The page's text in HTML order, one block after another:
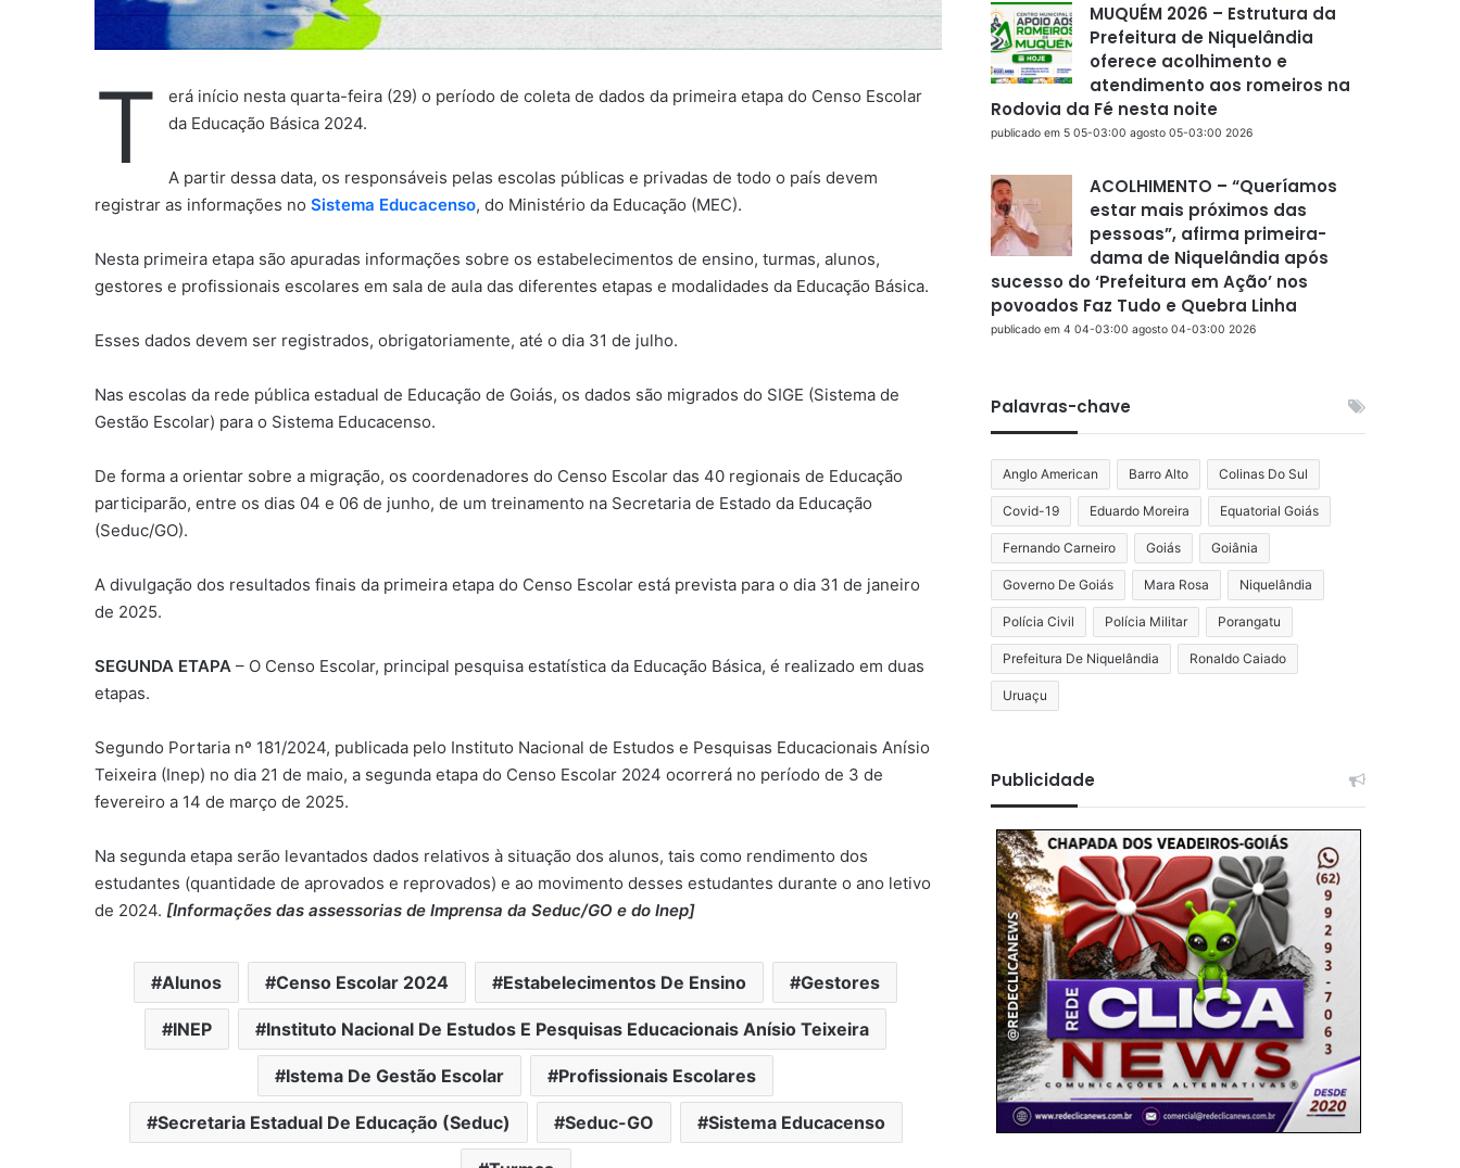
T
erá início nesta quarta-feira (29) o período de coleta de dados da primeira etapa do Censo Escolar
da Educação Básica 2024.
A partir dessa data, os responsáveis pelas escolas públicas e privadas de todo o país devem
registrar as informações no Sistema Educacenso, do Ministério da Educação (MEC).
Nesta primeira etapa são apuradas informações sobre os estabelecimentos de ensino, turmas, alunos,
gestores e profissionais escolares em sala de aula das diferentes etapas e modalidades da Educação Básica.
Esses dados devem ser registrados, obrigatoriamente, até o dia 31 de julho.
Nas escolas da rede pública estadual de Educação de Goiás, os dados são migrados do SIGE (Sistema de
Gestão Escolar) para o Sistema Educacenso.
De forma a orientar sobre a migração, os coordenadores do Censo Escolar das 40 regionais de Educação
participarão, entre os dias 04 e 06 de junho, de um treinamento na Secretaria de Estado da Educação
(Seduc/GO).
A divulgação dos resultados finais da primeira etapa do Censo Escolar está prevista para o dia 31 de janeiro
de 2025.
SEGUNDA ETAPA – O Censo Escolar, principal pesquisa estatística da Educação Básica, é realizado em duas
etapas.
Segundo Portaria nº 181/2024, publicada pelo Instituto Nacional de Estudos e Pesquisas Educacionais Anísio
Teixeira (Inep) no dia 21 de maio, a segunda etapa do Censo Escolar 2024 ocorrerá no período de 3 de
fevereiro a 14 de março de 2025.
Na segunda etapa serão levantados dados relativos à situação dos alunos, tais como rendimento dos
estudantes (quantidade de aprovados e reprovados) e ao movimento desses estudantes durante o ano letivo
de 2024. [Informações das assessorias de Imprensa da Seduc/GO e do Inep]
Alunos Censo Escolar 2024 Estabelecimentos De Ensino Gestores
INEP Instituto Nacional De Estudos E Pesquisas Educacionais Anísio Teixeira
Istema De Gestão Escolar Profissionais Escolares
Secretaria Estadual De Educação (Seduc) Seduc-GO Sistema Educacenso
Associações Comerciais do Norte
Goiano se posicionam em carta
Fanatismo político: devoção cega
ou verdade absoluta?
Os desafios de ser prefeito e
vereador em Niquelândia após a
pandemia
MUQUÉM 2026 – Estrutura da
Prefeitura de Niquelândia
oferece acolhimento e
atendimento aos romeiros na
Rodovia da Fé nesta noite
publicado em 5 05-03:00 agosto 05-03:00 2026
ACOLHIMENTO – “Queríamos
estar mais próximos das
pessoas”, afirma primeira-
dama de Niquelândia após
sucesso do ‘Prefeitura em Ação’ nos
povoados Faz Tudo e Quebra Linha
publicado em 4 04-03:00 agosto 04-03:00 2026
Palavras-chave
Anglo American Barro Alto Colinas Do Sul
Covid-19 Eduardo Moreira Equatorial Goiás
Fernando Carneiro Goiás Goiânia
Governo De Goiás Mara Rosa Niquelândia
Polícia Civil Polícia Militar Porangatu
Prefeitura De Niquelândia Ronaldo Caiado
Uruaçu
Publicidade